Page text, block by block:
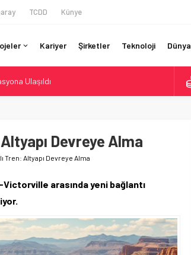
TCDD Künye
Kariyer Şirketler Teknoloji Dünya
Ulaşıldı
99’lar 2026’da Yolda
Şehrine Tek Bilet
Zamanında Tahliye Faciayı Önledi
Devreye Alma
Tren: Altyapı Devreye Alma
arasında yeni bağlantı